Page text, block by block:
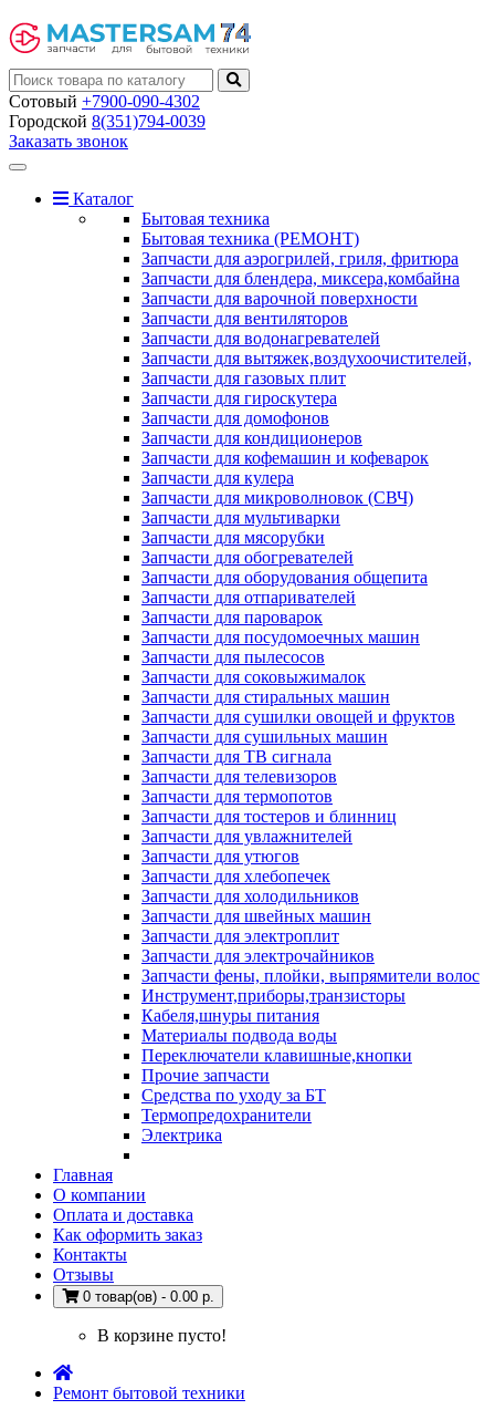
Сотовый +7900-090-4302
Городской 8(351)794-0039
Заказать звонок
Toggle
navigationКаталог
Бытовая техника
Бытовая техника (РЕМОНТ)
Запчасти для аэрогрилей, гриля, фритюра
Запчасти для блендера, миксера,комбайна
Запчасти для варочной поверхности
Запчасти для вентиляторов
Запчасти для водонагревателей
Запчасти для вытяжек,воздухоочистителей,
Запчасти для газовых плит
Запчасти для гироскутера
Запчасти для домофонов
Запчасти для кондиционеров
Запчасти для кофемашин и кофеварок
Запчасти для кулера
Запчасти для микроволновок (СВЧ)
Запчасти для мультиварки
Запчасти для мясорубки
Запчасти для обогревателей
Запчасти для оборудования общепита
Запчасти для отпаривателей
Запчасти для пароварок
Запчасти для посудомоечных машин
Запчасти для пылесосов
Запчасти для соковыжималок
Запчасти для стиральных машин
Запчасти для сушилки овощей и фруктов
Запчасти для сушильных машин
Запчасти для ТВ сигнала
Запчасти для телевизоров
Запчасти для термопотов
Запчасти для тостеров и блинниц
Запчасти для увлажнителей
Запчасти для утюгов
Запчасти для хлебопечек
Запчасти для холодильников
Запчасти для швейных машин
Запчасти для электроплит
Запчасти для электрочайников
Запчасти фены, плойки, выпрямители волос
Инструмент,приборы,транзисторы
Кабеля,шнуры питания
Материалы подвода воды
Переключатели клавишные,кнопки
Прочие запчасти
Средства по уходу за БТ
Термопредохранители
Электрика
Главная
О компании
Оплата и доставка
Как оформить заказ
Контакты
Отзывы
0 товар(ов) - 0.00 р.
В корзине пусто!
Ремонт бытовой техники